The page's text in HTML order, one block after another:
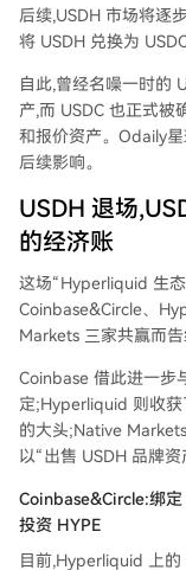
后续,USDH 市场将逐
将 USDH 兑换为
自此,曾经名噪一时的
产,而 USDC 也正式
和报价资产。Odaily
后续影响。
USDH 退场
的经济账
这场“Hyperliquid 生
Coinbase&Circle、
Markets 三家共赢而告
Coinbase 借此进一步
定;Hyperliquid 则收获
的大头;Native
以“出售 USDH 品牌
Coinbase&Circle:绑
投资 HYPE
目前,Hyperliquid 上的